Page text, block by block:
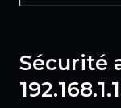
Sécurité